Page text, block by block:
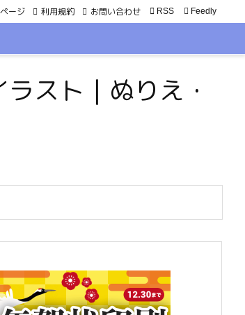
ージ 利用規約 お問い合わせ  RSS Feedly
スト｜ぬりえ・